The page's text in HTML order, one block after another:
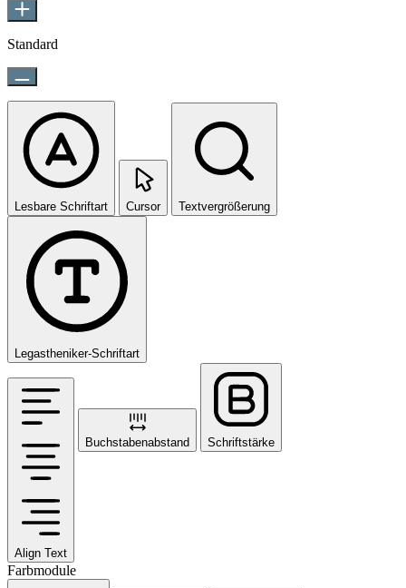
Standard
Lesbare Schriftart Cursor Textvergrößerung
Legastheniker-Schriftart
Align Text
Buchstabenabstand Schriftstärke
Farbmodule